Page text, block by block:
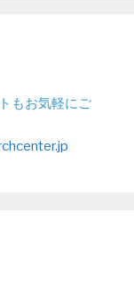
もお気軽にご